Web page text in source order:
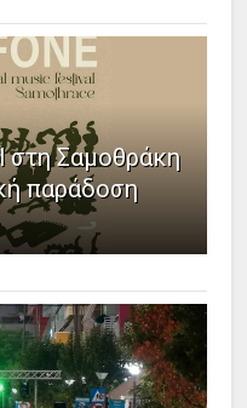
στη Σαμοθράκη
παράδοση